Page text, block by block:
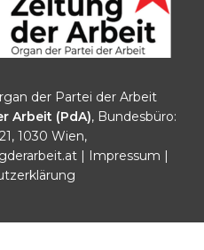
der Partei der Arbeit
Arbeit (PdA), Bundesbüro:
1030 Wien,
| Impressum |